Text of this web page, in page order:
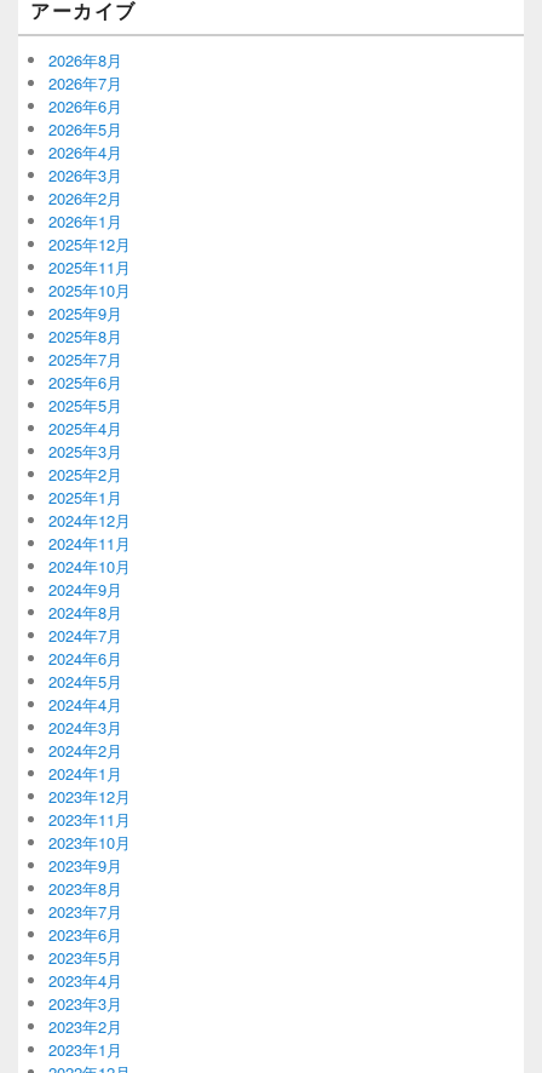
アーカイブ
2026年8月
2026年7月
2026年6月
2026年5月
2026年4月
2026年3月
2026年2月
2026年1月
2025年12月
2025年11月
2025年10月
2025年9月
2025年8月
2025年7月
2025年6月
2025年5月
2025年4月
2025年3月
2025年2月
2025年1月
2024年12月
2024年11月
2024年10月
2024年9月
2024年8月
2024年7月
2024年6月
2024年5月
2024年4月
2024年3月
2024年2月
2024年1月
2023年12月
2023年11月
2023年10月
2023年9月
2023年8月
2023年7月
2023年6月
2023年5月
2023年4月
2023年3月
2023年2月
2023年1月